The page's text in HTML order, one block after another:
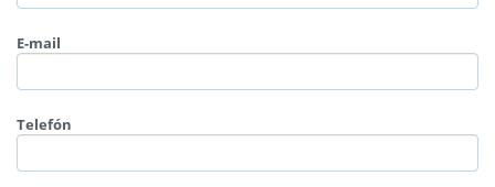
E-mail
Telefón